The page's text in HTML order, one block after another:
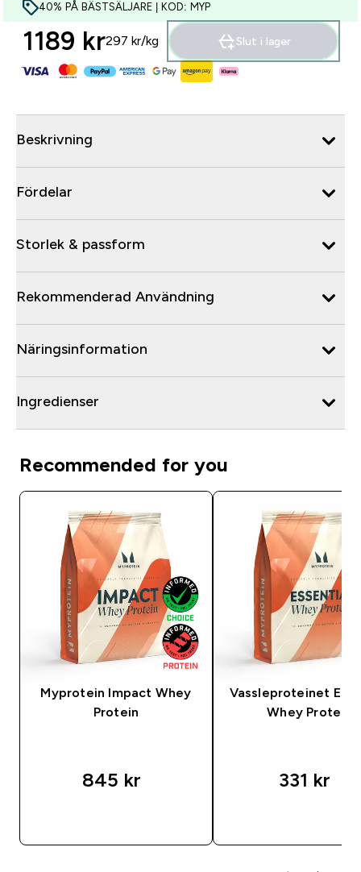
40% PÅ BÄSTSÄLJARE | KOD: MYP
1189 kr‎297 kr‎/kg Slut i lager
Beskrivning
Fördelar
Storlek & passform
Rekommenderad Användning
Näringsinformation
Ingredienser
Recommended for you
Myprotein Impact Whey
Protein
845 kr‎
Vassleproteinet
Whey Protein
331 kr‎